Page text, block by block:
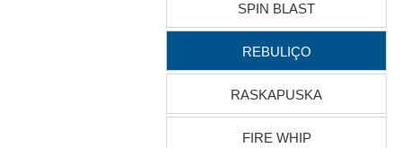
SPIN BLAST
REBULIÇO
RASKAPUSKA
FIRE WHIP